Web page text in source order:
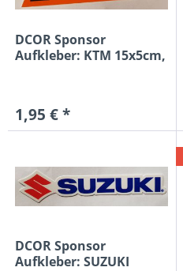
DCOR Sponsor
Aufkleber: KTM 15x5cm,
1,95 € *
DCOR Sponsor
Aufkleber: SUZUKI